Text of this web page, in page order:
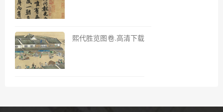
熙代胜览图卷.高清下载